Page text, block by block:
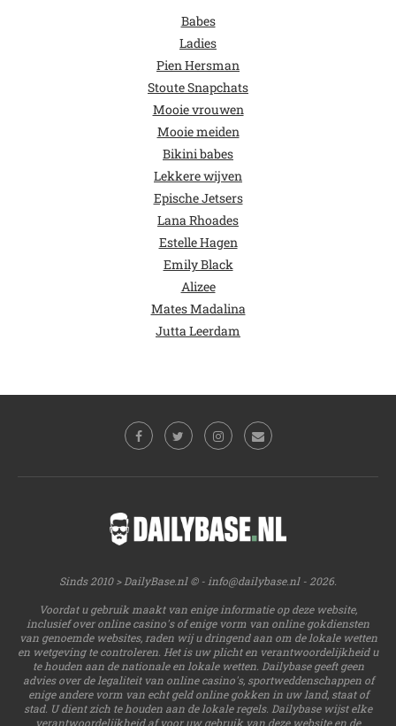
Babes
Ladies
Pien Hersman
Stoute Snapchats
Mooie vrouwen
Mooie meiden
Bikini babes
Lekkere wijven
Epische Jetsers
Lana Rhoades
Estelle Hagen
Emily Black
Alizee
Mates Madalina
Jutta Leerdam
Sinds 2010 > DailyBase.nl © - info@dailybase.nl- 2026.
Voordat u gebruik maakt van enige informatie op deze website,
inclusief over online casino's of enige vorm van online gokdiensten
van genoemde websites, raden wij u dringend aan om de lokale wetten
en wetgeving te controleren. Het is uw plicht en verantwoordelijkheid u
te houden aan de nationale en lokale wetten. Dailybase geeft geen
advies over de legaliteit van online casino's, sportweddenschappen of
enige andere vorm van echt geld online gokken in uw land, staat of
stad. U dient zich te houden aan de lokale regels. Dailybase wijst elke
verantwoordelijkheid af voor uw gebruik van deze website en de